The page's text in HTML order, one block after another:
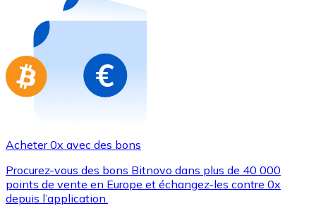
Achetez des cartes-cadeaux de vos marques
Aller à la boutique de cartes-cadeaux
Acheter 0x avec des bons
Procurez-vous des bons Bitnovo dans plus de 40 000
points de vente en Europe et échangez-les contre 0x
depuis l’application.